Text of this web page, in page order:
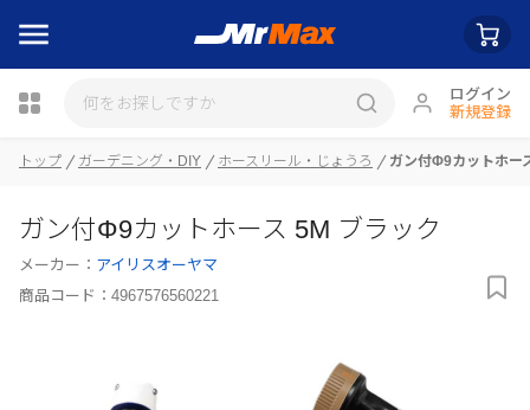
ログイン
新規登録
瓶詰
トップ ガーデニング・DIY ホースリール・じょうろ ガン付Φ9カットホー
ガン付Φ9カットホース 5M ブラック
メーカー： アイリスオーヤマ
商品コード： 4967576560221